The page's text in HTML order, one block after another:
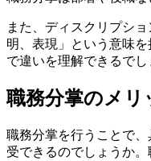
また、ディスクリプシ
明、表現」という意味
で違いを理解できるでし
職務分掌のメリ
職務分掌を行うことで
受できるのでしょうか